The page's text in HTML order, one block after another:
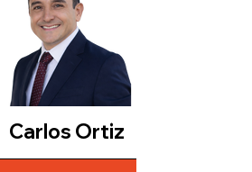
Carlos Ortiz